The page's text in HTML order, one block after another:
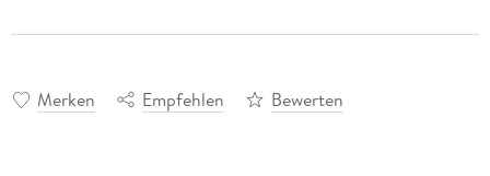
Merken Empfehlen Bewerten